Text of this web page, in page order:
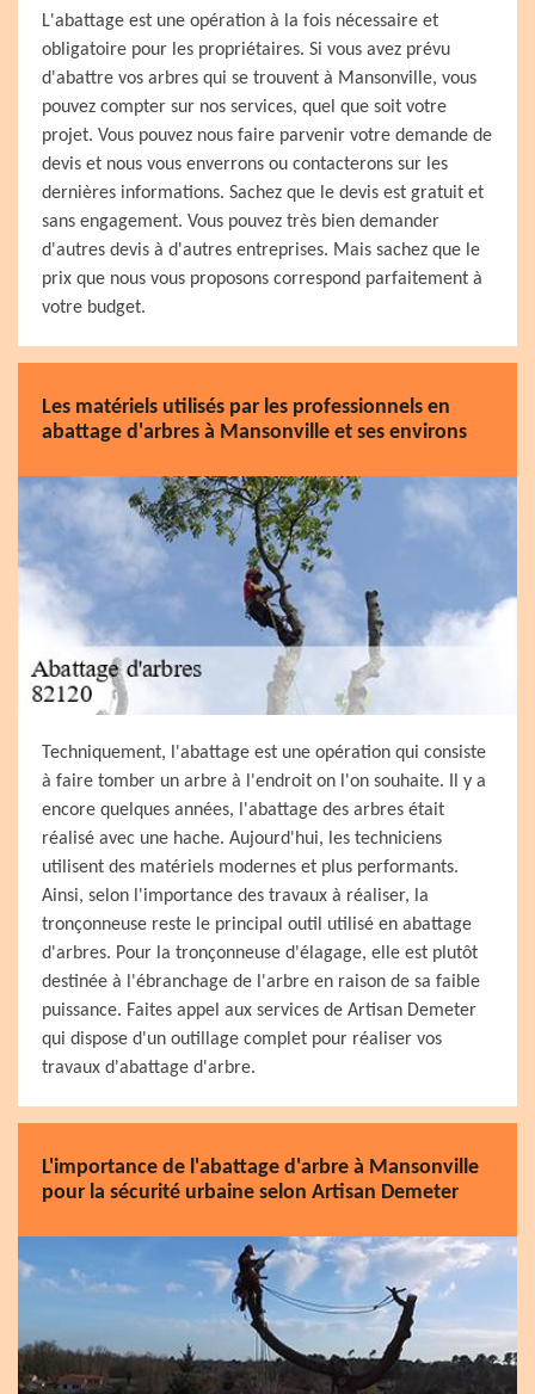
L'abattage est une opération à la fois nécessaire et
obligatoire pour les propriétaires. Si vous avez prévu
d'abattre vos arbres qui se trouvent à Mansonville, vous
pouvez compter sur nos services, quel que soit votre
projet. Vous pouvez nous faire parvenir votre demande de
devis et nous vous enverrons ou contacterons sur les
dernières informations. Sachez que le devis est gratuit et
sans engagement. Vous pouvez très bien demander
d'autres devis à d'autres entreprises. Mais sachez que le
prix que nous vous proposons correspond parfaitement à
votre budget.
Les matériels utilisés par les professionnels en
abattage d'arbres à Mansonville et ses environs
Techniquement, l'abattage est une opération qui consiste
à faire tomber un arbre à l'endroit on l'on souhaite. Il y a
encore quelques années, l'abattage des arbres était
réalisé avec une hache. Aujourd'hui, les techniciens
utilisent des matériels modernes et plus performants.
Ainsi, selon l'importance des travaux à réaliser, la
tronçonneuse reste le principal outil utilisé en abattage
d'arbres. Pour la tronçonneuse d'élagage, elle est plutôt
destinée à l'ébranchage de l'arbre en raison de sa faible
puissance. Faites appel aux services de Artisan Demeter
qui dispose d'un outillage complet pour réaliser vos
travaux d'abattage d'arbre.
L'importance de l'abattage d'arbre à Mansonville
pour la sécurité urbaine selon Artisan Demeter